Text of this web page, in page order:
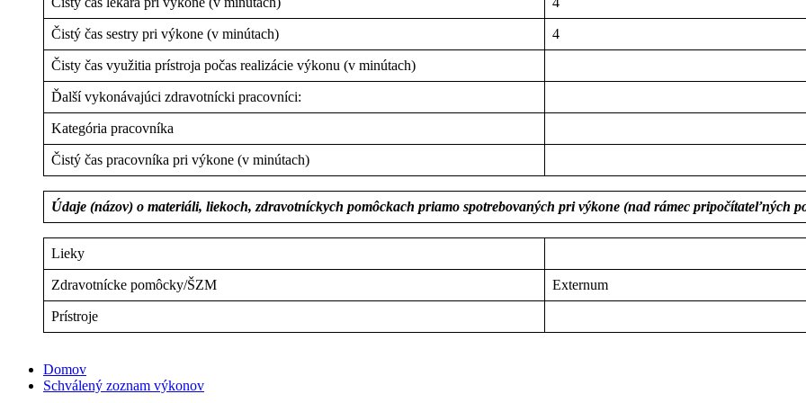
Čistý čas sestry pri výkone (v minútach) 4
Čisty čas využitia prístroja počas realizácie výkonu (v minútach)
Ďalší vykonávajúci zdravotnícki pracovníci:
Kategória pracovníka
Čistý čas pracovníka pri výkone (v minútach)
Údaje (názov) o materiáli, liekoch, zdravotníckych pomôckach priamo spotrebovaných pri výkone (nad rámec pripočítateľných
Lieky
Zdravotnícke pomôcky/ŠZM Externum
Prístroje
Domov
Schválený zoznam výkonov